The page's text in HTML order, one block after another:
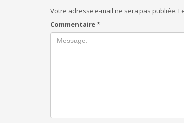
Votre adresse e-mail ne sera pas publiée.
Commentaire*